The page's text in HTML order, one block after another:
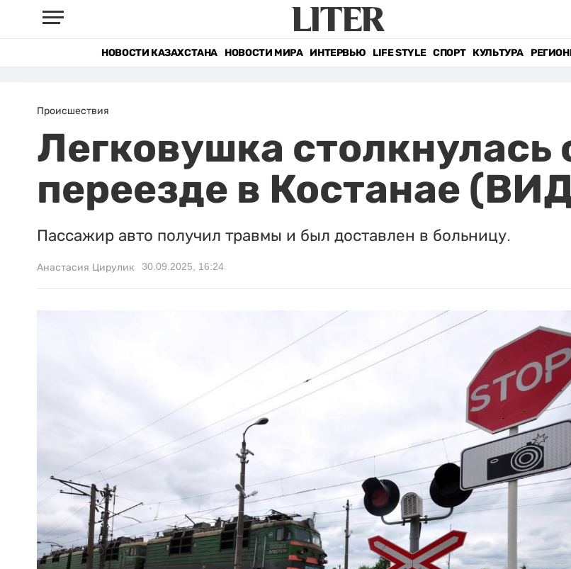
НОВОСТИ КАЗАХСТАНА НОВОСТИ МИРА ИНТЕРВЬЮ LIFE STYLE СПОРТ КУЛЬТУРА
Происшествия
Легковушка столкнулась
переезде в Костанае
Пассажир авто получил травмы и был доставлен в больницу.
Анастасия Цирулик 30.09.2025, 16:24